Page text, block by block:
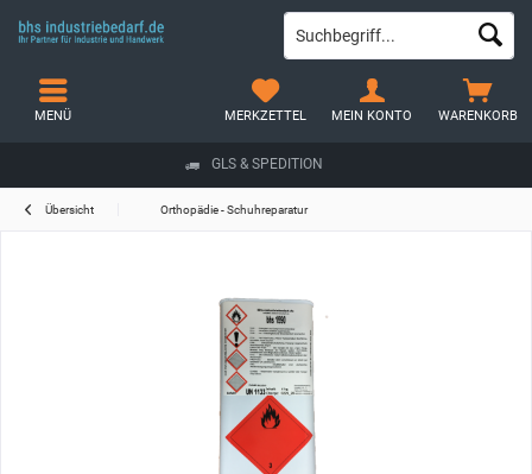
GLS & SPEDITION
WARENKORB
MERKZETTEL MEIN KONTO
MENÜ
Übersicht Orthopädie - Schuhreparatur